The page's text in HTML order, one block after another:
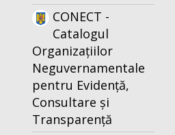
CONECT -
Catalogul
Organizațiilor
Neguvernamentale
pentru Evidență,
Consultare și
Transparență